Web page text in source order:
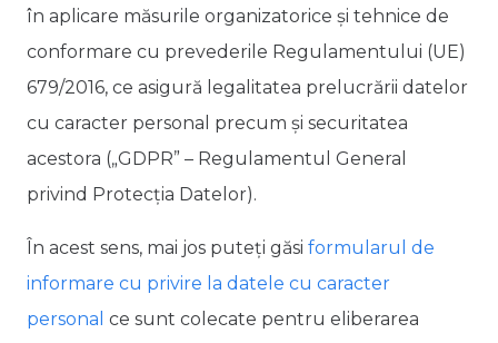
în aplicare măsurile organizatorice și tehnice de
conformare cu prevederile Regulamentului (UE)
679/2016, ce asigură legalitatea prelucrării datelor
cu caracter personal precum și securitatea
acestora („GDPR” – Regulamentul General
privind Protecția Datelor).
În acest sens, mai jos puteți găsi formularul de
informare cu privire la datele cu caracter
personal ce sunt colecate pentru eliberarea